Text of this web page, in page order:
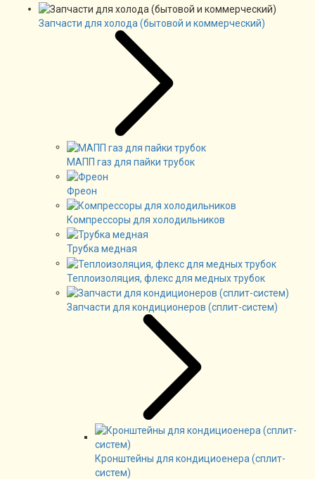
Запчасти для холода (бытовой и коммерческий)
МАПП газ для пайки трубок
Фреон
Компрессоры для холодильников
Трубка медная
Теплоизоляция, флекс для медных трубок
Запчасти для кондиционеров (сплит-систем)
Кронштейны для кондициоенера (сплит-
систем)